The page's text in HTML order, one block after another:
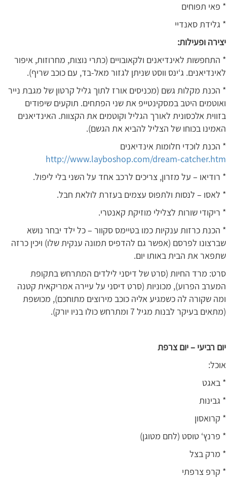
* פאי תפוחים
* גלידת סאנדיי
יצירה ופעילות:
* התחפשות לאינדיאנים ולקאובויים (כתרי נוצות, מחרוזות, איפור
לאינדיאנים. ג‘ינס ווסט שניתן לגזור מאל-בד, עם כוכב שריף).
* הכנת מקלות גשם (מכניסים אורז לתוך גליל קרטון של מגבת נייר
ואוטמים היטב במסקינטייפ את שני הפתחים. תוקעים שיפודים
בזווית אלכסונית לאורך הגליל וקוטמים את הקצוות. האינדיאנים
האמינו בכוחו של הצליל להביא את הגשם).
* הכנת לוכדי חלומות אינדיאנים
http://www.layboshop.com/dream-catcher.htm
* רודיאו – על מזרון, צריכים לרכב אחד על השני בלי ליפול.
* לאסו – לנסות ולתפוס עצמים בעזרת לולאת חבל.
* ריקודי שורות לצלילי מוזיקת קאנטרי.
* הכנת כרזות ענקיות כמו בטיימס סקוור – כל ילד יבחר נושא
שברצונו לפרסם (אפשר גם להדפיס תמונה ענקית שלו) ויכין כרזה
שתפאר את הבית באותו יום.
סרט: מרד החיות (סרט של דיסני לילדים המתרחש בתקופת
המערב הפרוע), מכוניות (סרט דיסני על עיירה אמריקאית קטנה
ומה שקורה לה כשמגיע אליה כוכב מירוצים מתוחכם), מכושפת
(מתאים בעיקר לבנות מגיל 7 ומתרחש כולו בניו יורק).
יום רביעי – יום צרפת
אוכל:
* באגט
* גבינות
* קרואסון
* פרנץ‘ טוסט (לחם מטוגן)
* מרק בצל
* קרפ צרפתי